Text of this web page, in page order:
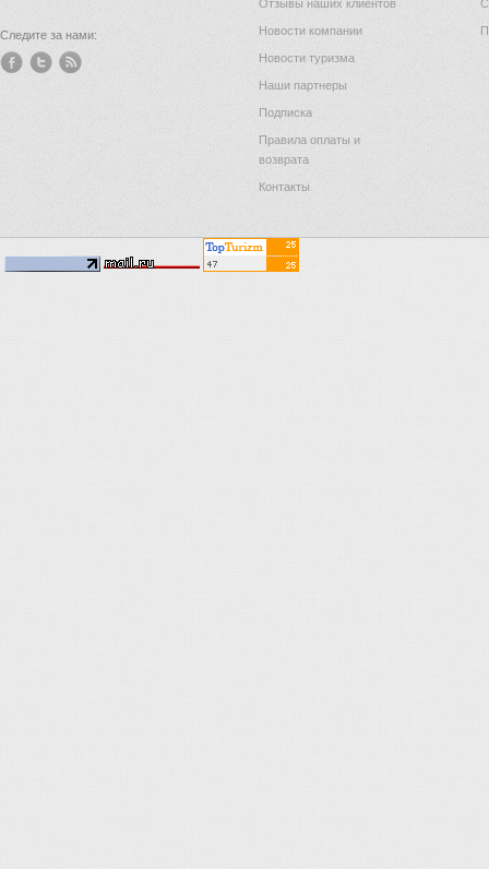
Следите за нами:
Отзывы наших клиентов
Новости компании
Новости туризма
Наши партнеры
Подписка
Правила оплаты и
возврата
Контакты